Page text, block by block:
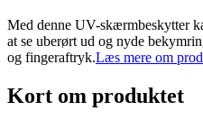
Med denne UV-skærmbeskytter
at se uberørt ud og nyde
og fingeraftryk.Læs mere om
Kort om produktet